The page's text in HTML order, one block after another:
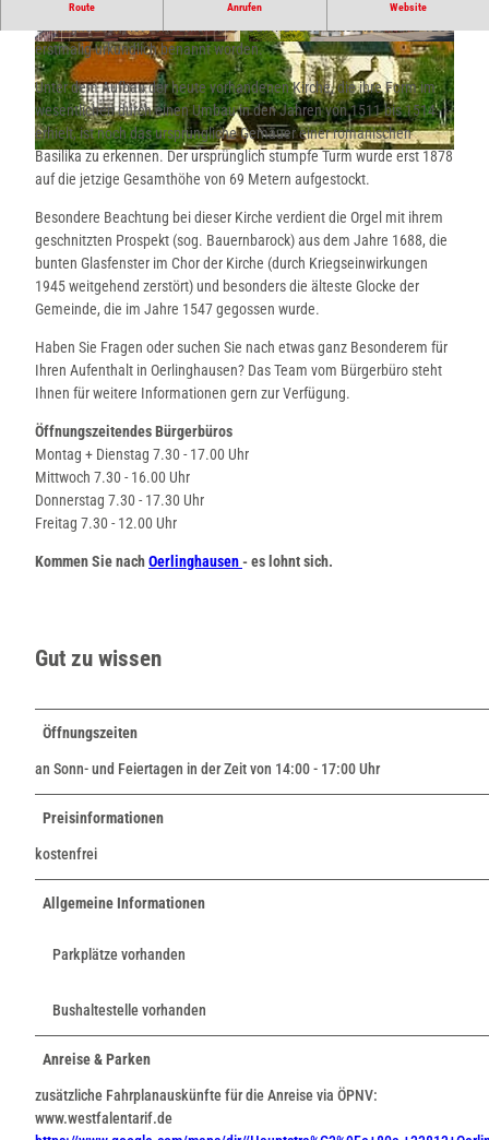
© Stadt Oerlinghausen, Stadt Oerlinghausen
© Stadt Oerlinghausen
© Teutoburger Wald Tourismus, P. Gawandtka |
CC-BY-SA
Route Anrufen Website
erstmalig urkundlich benannt worden.
Unter dem Aufbau der heute vorhandenen Kirche, die ihre Form im
wesentlichen durch einen Umbau in den Jahren von 1511 bis 1514
erhielt, ist noch das ursprüngliche Gemäuer einer romanischen
Basilika zu erkennen. Der ursprünglich stumpfe Turm wurde erst 1878
auf die jetzige Gesamthöhe von 69 Metern aufgestockt.
Besondere Beachtung bei dieser Kirche verdient die Orgel mit ihrem
geschnitzten Prospekt (sog. Bauernbarock) aus dem Jahre 1688, die
bunten Glasfenster im Chor der Kirche (durch Kriegseinwirkungen
1945 weitgehend zerstört) und besonders die älteste Glocke der
Gemeinde, die im Jahre 1547 gegossen wurde.
Haben Sie Fragen oder suchen Sie nach etwas ganz Besonderem für
Ihren Aufenthalt in Oerlinghausen? Das Team vom Bürgerbüro steht
Ihnen für weitere Informationen gern zur Verfügung.
Öffnungszeitendes Bürgerbüros
Montag + Dienstag 7.30 - 17.00 Uhr
Mittwoch 7.30 - 16.00 Uhr
Donnerstag 7.30 - 17.30 Uhr
Freitag 7.30 - 12.00 Uhr
Kommen Sie nachOerlinghausen- es lohnt sich.
Gut zu wissen
Öffnungszeiten
an Sonn- und Feiertagen in der Zeit von 14:00 - 17:00 Uhr
Preisinformationen
kostenfrei
Allgemeine Informationen
Parkplätze vorhanden
Bushaltestelle vorhanden
Anreise & Parken
zusätzliche Fahrplanauskünfte für die Anreise via ÖPNV:
www.westfalentarif.de